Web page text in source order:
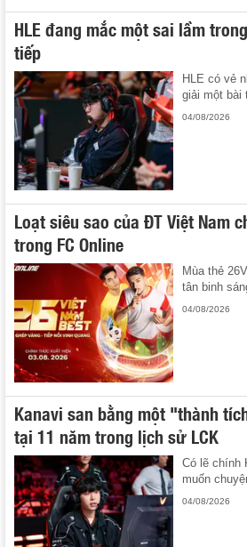
HLE đang mắc một sai lầm
tiếp
HLE có vẻ
giải một bài
04/08/2026
Loạt siêu sao của ĐT Việt Nam
trong FC Online
Mùa thẻ
tân binh
04/08/2026
Kanavi san bằng một "thành
tại 11 năm trong lịch sử LCK
Có lẽ chính
muốn
04/08/2026